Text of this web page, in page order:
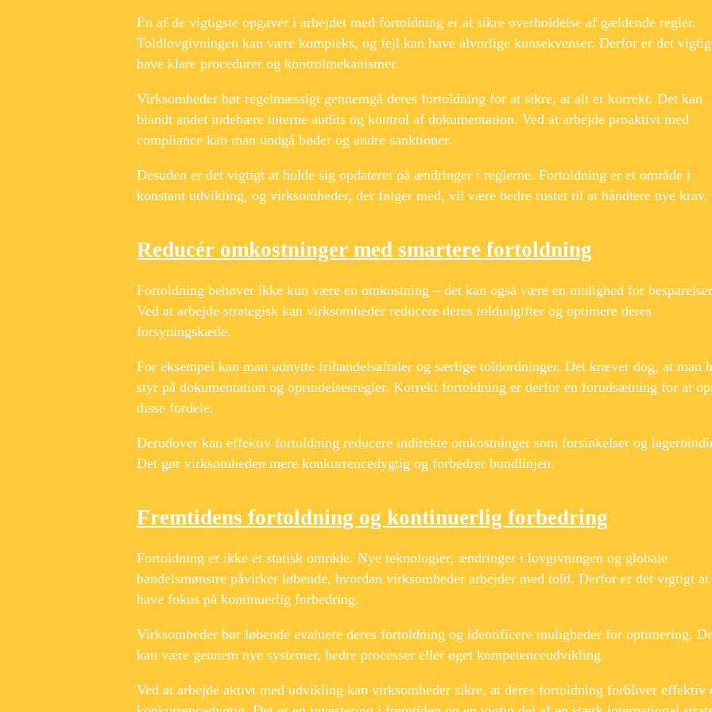
En af de vigtigste opgaver i arbejdet med fortoldning er at sikre overholdelse af gældende regler.
Toldlovgivningen kan være kompleks, og fejl kan have alvorlige konsekvenser. Derfor er det
have klare procedurer og kontrolmekanismer.
Virksomheder bør regelmæssigt gennemgå deres fortoldning for at sikre, at alt er korrekt. Det kan
blandt andet indebære interne audits og kontrol af dokumentation. Ved at arbejde proaktivt med
compliance kan man undgå bøder og andre sanktioner.
Desuden er det vigtigt at holde sig opdateret på ændringer i reglerne. Fortoldning er et område i
konstant udvikling, og virksomheder, der følger med, vil være bedre rustet til at håndtere nye krav.
Reducér omkostninger med smartere fortoldning
Fortoldning behøver ikke kun være en omkostning – det kan også være en mulighed for
Ved at arbejde strategisk kan virksomheder reducere deres toldudgifter og optimere deres
forsyningskæde.
For eksempel kan man udnytte frihandelsaftaler og særlige toldordninger. Det kræver dog, at man
styr på dokumentation og oprindelsesregler. Korrekt fortoldning er derfor en forudsætning for at
disse fordele.
Derudover kan effektiv fortoldning reducere indirekte omkostninger som forsinkelser og
Det gør virksomheden mere konkurrencedygtig og forbedrer bundlinjen.
Fremtidens fortoldning og kontinuerlig forbedring
Fortoldning er ikke et statisk område. Nye teknologier, ændringer i lovgivningen og globale
handelsmønstre påvirker løbende, hvordan virksomheder arbejder med told. Derfor er det vigtigt at
have fokus på kontinuerlig forbedring.
Virksomheder bør løbende evaluere deres fortoldning og identificere muligheder for optimering.
kan være gennem nye systemer, bedre processer eller øget kompetenceudvikling.
Ved at arbejde aktivt med udvikling kan virksomheder sikre, at deres fortoldning forbliver effektiv